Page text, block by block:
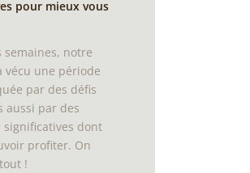
pour mieux vous
semaines, notre
vécu une période
par des défis
aussi par des
dont
profiter. On
!